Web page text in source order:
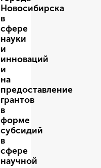
Новосибирска
в
сфере
науки
и
инноваций
и
на
предоставление
грантов
в
форме
субсидий
в
сфере
научной